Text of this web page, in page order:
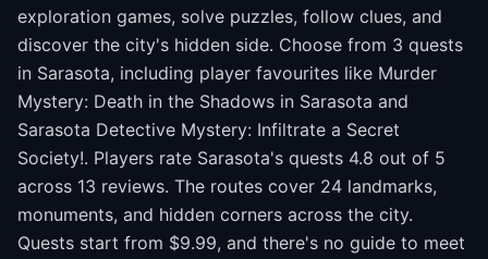
exploration games, solve puzzles, follow clues, and
discover the city's hidden side. Choose from 3 quests
in Sarasota, including player favourites like Murder
Mystery: Death in the Shadows in Sarasota and
Sarasota Detective Mystery: Infiltrate a Secret
Society!. Players rate Sarasota's quests 4.8 out of 5
across 13 reviews. The routes cover 24 landmarks,
monuments, and hidden corners across the city.
Quests start from $9.99, and there's no guide to meet